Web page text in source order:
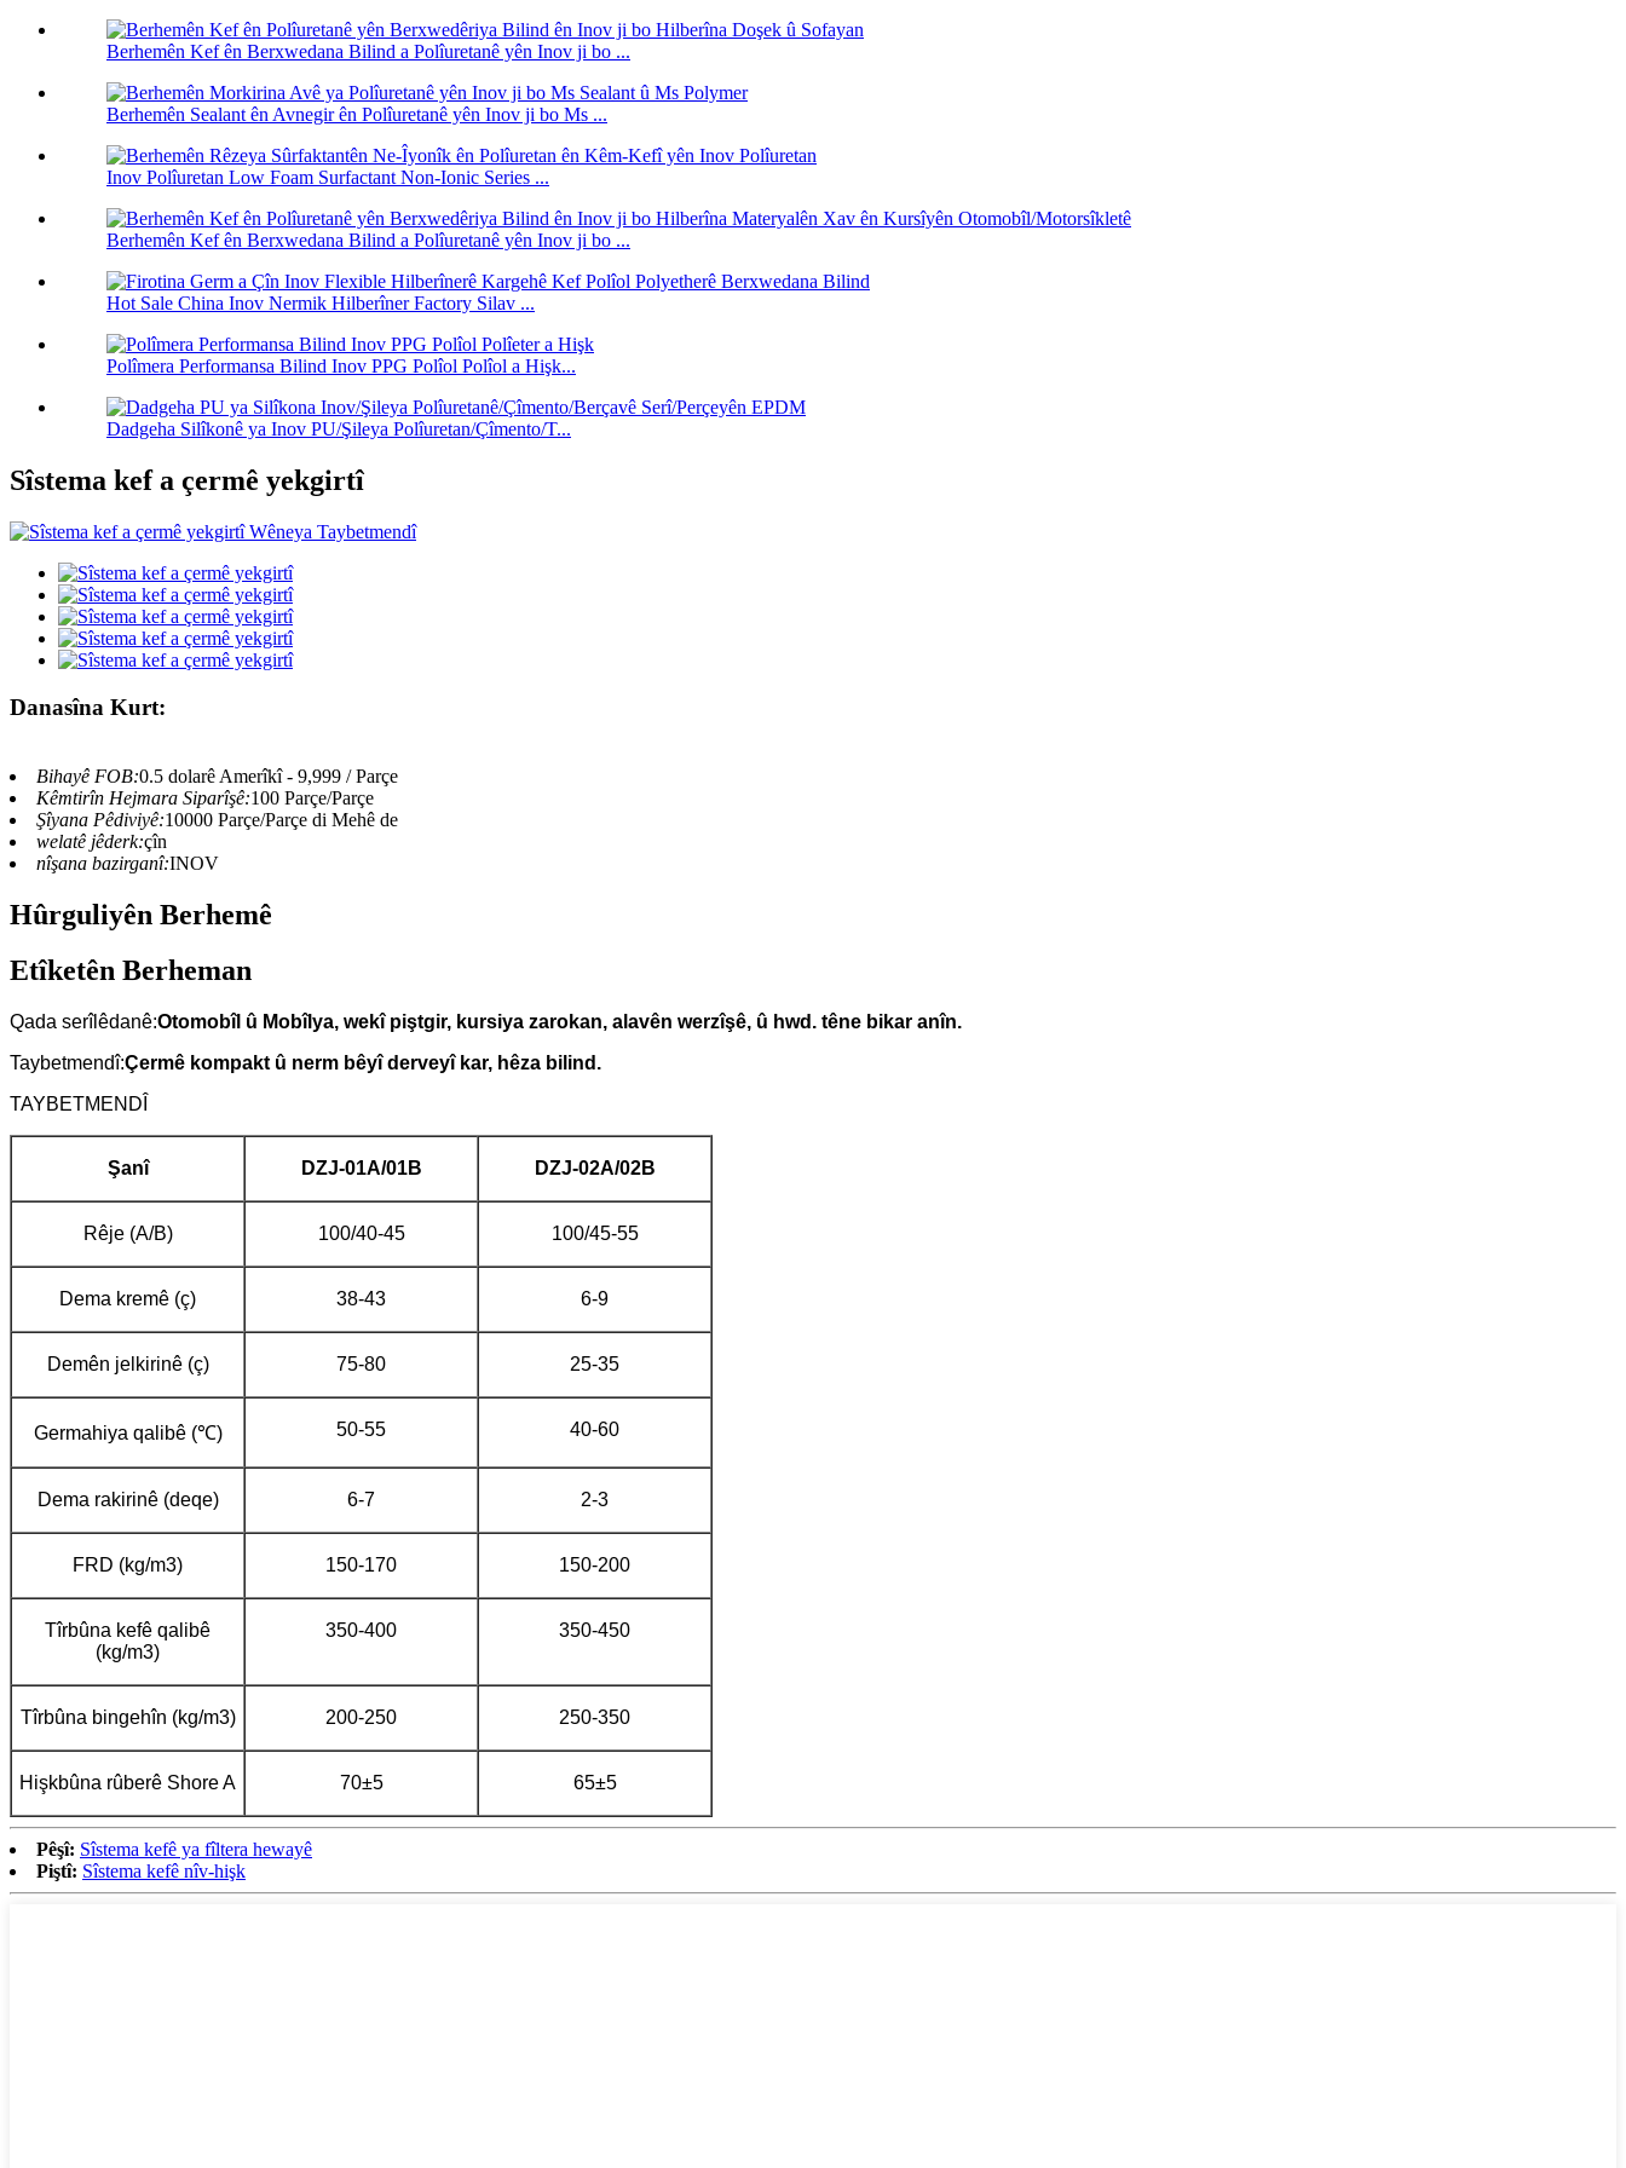
Berhemên Kef ên Berxwedana Bilind a Polîuretanê yên Inov ji bo ...
Berhemên Sealant ên Avnegir ên Polîuretanê yên Inov ji bo Ms ...
Inov Polîuretan Low Foam Surfactant Non-Ionic Series ...
Berhemên Kef ên Berxwedana Bilind a Polîuretanê yên Inov ji bo ...
Hot Sale China Inov Nermik Hilberîner Factory Silav ...
Polîmera Performansa Bilind Inov PPG Polîol Polîol a Hişk...
Dadgeha Silîkonê ya Inov PU/Şileya Polîuretan/Çîmento/T...
Sîstema kef a çermê yekgirtî
Danasîna Kurt:
Bihayê FOB:0.5 dolarê Amerîkî - 9,999 / Parçe
Kêmtirîn Hejmara Siparîşê:100 Parçe/Parçe
Şîyana Pêdiviyê:10000 Parçe/Parçe di Mehê de
welatê jêderk:çîn
nîşana bazirganî:INOV
Hûrguliyên Berhemê
Etîketên Berheman
Qada serîlêdanê:Otomobîl û Mobîlya, wekî piştgir, kursiya zarokan, alavên werzîşê, û hwd. têne bikar anîn.
Taybetmendî:Çermê kompakt û nerm bêyî derveyî kar, hêza bilind.
TAYBETMENDÎ
Şanî DZJ-01A/01B DZJ-02A/02B
Rêje (A/B) 100/40-45 100/45-55
Dema kremê (ç) 38-43 6-9
Demên jelkirinê (ç) 75-80 25-35
Germahiya qalibê (℃) 50-55 40-60
Dema rakirinê (deqe) 6-7 2-3
FRD (kg/m3) 150-170 150-200
Tîrbûna kefê qalibê
(kg/m3)
350-400 350-450
Tîrbûna bingehîn (kg/m3) 200-250 250-350
Hişkbûna rûberê Shore A 70±5 65±5
Pêşî: Sîstema kefê ya fîltera hewayê
Piştî: Sîstema kefê nîv-hişk